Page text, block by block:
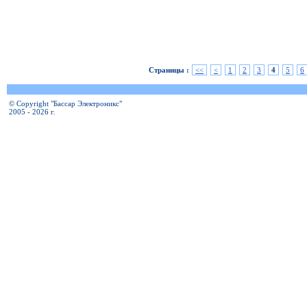
Страницы : << < 1 2 3 4 5 6
© Copyright "Бассар Электроникс"
2005 - 2026 г.